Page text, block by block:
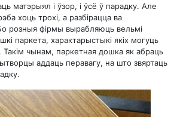
матэрыял і ўзор, і ўсё ў парадку. Але
хоць трохі, а разбірацца ва
розныя фірмы вырабляюць вельмі
паркета, характарыстыкі якіх могуць
Такім чынам, паркетная дошка як абраць
аддаць перавагу, на што звяртаць